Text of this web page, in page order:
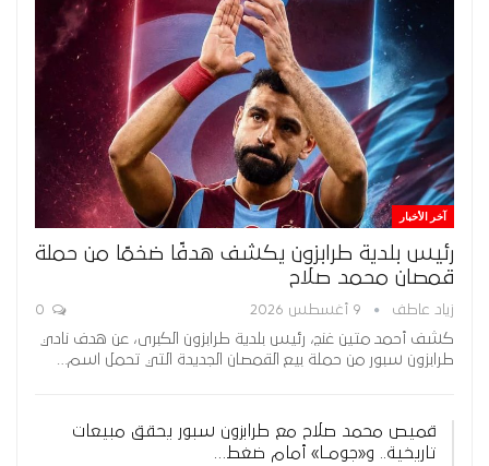
آخر الأخبار
رئيس بلدية طرابزون يكشف هدفًا ضخمًا من حملة
قمصان محمد صلاح
زياد عاطف 9 أغسطس 2026
كشف أحمد متين غنج، رئيس بلدية طرابزون الكبرى، عن هدف نادي
طرابزون سبور من حملة بيع القمصان الجديدة التي تحمل اسم…
قميص محمد صلاح مع طرابزون سبور يحقق مبيعات
تاريخية.. و«جومـا» أمام ضغط…